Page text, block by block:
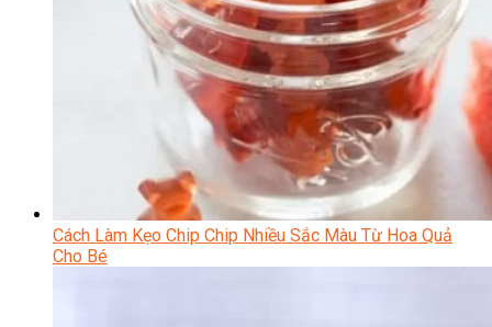
Cách Làm Kẹo Chip Chip Nhiều Sắc Màu Từ Hoa Quả
Cho Bé